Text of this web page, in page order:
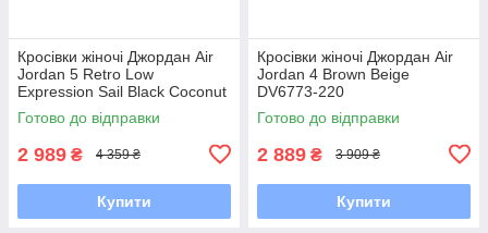
Кросівки жіночі Джордан Air
Jordan 5 Retro Low
Expression Sail Black Coconut
Milk DA8016-100
Готово до відправки
2 989 ₴ 4 359 ₴
Купити
Кросівки жіночі Джордан Air
Jordan 4 Brown Beige
DV6773-220
Готово до відправки
2 889 ₴ 3 909 ₴
Купити